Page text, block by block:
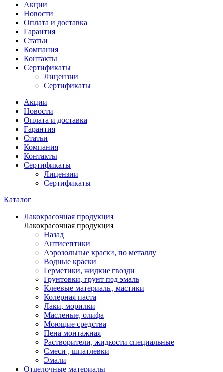
Акции
Новости
Оплата и доставка
Гарантия
Статьи
Компания
Контакты
Сертификаты
Лицензии
Сертификаты
Акции
Новости
Оплата и доставка
Гарантия
Статьи
Компания
Контакты
Сертификаты
Лицензии
Сертификаты
Каталог
Лакокрасочная продукция
Лакокрасочная продукция
Назад
Антисептики
Аэрозольные краски, по металлу
Водные краски
Герметики, жидкие гвозди
Грунтовки, грунт под эмаль
Клеевые материалы, мастики
Колерная паста
Лаки, морилки
Масленые, олифа
Моющие средства
Пена монтажная
Растворители, жидкости специальные
Смеси , шпатлевки
Эмали
Отделочные материалы